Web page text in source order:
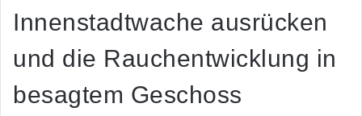
Innenstadtwache ausrücken
und die Rauchentwicklung in
besagtem Geschoss